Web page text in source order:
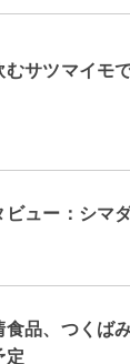
むサツマイモ
ビュー：シマ
食品、つく
定